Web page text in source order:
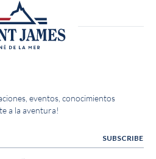
eventos, conocimientos
a la aventura!